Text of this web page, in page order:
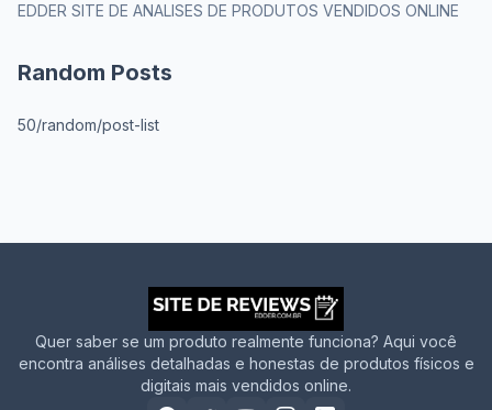
EDDER SITE DE ANALISES DE PRODUTOS VENDIDOS ONLINE
Random Posts
50/random/post-list
Quer saber se um produto realmente funciona? Aqui você
encontra análises detalhadas e honestas de produtos físicos e
digitais mais vendidos online.